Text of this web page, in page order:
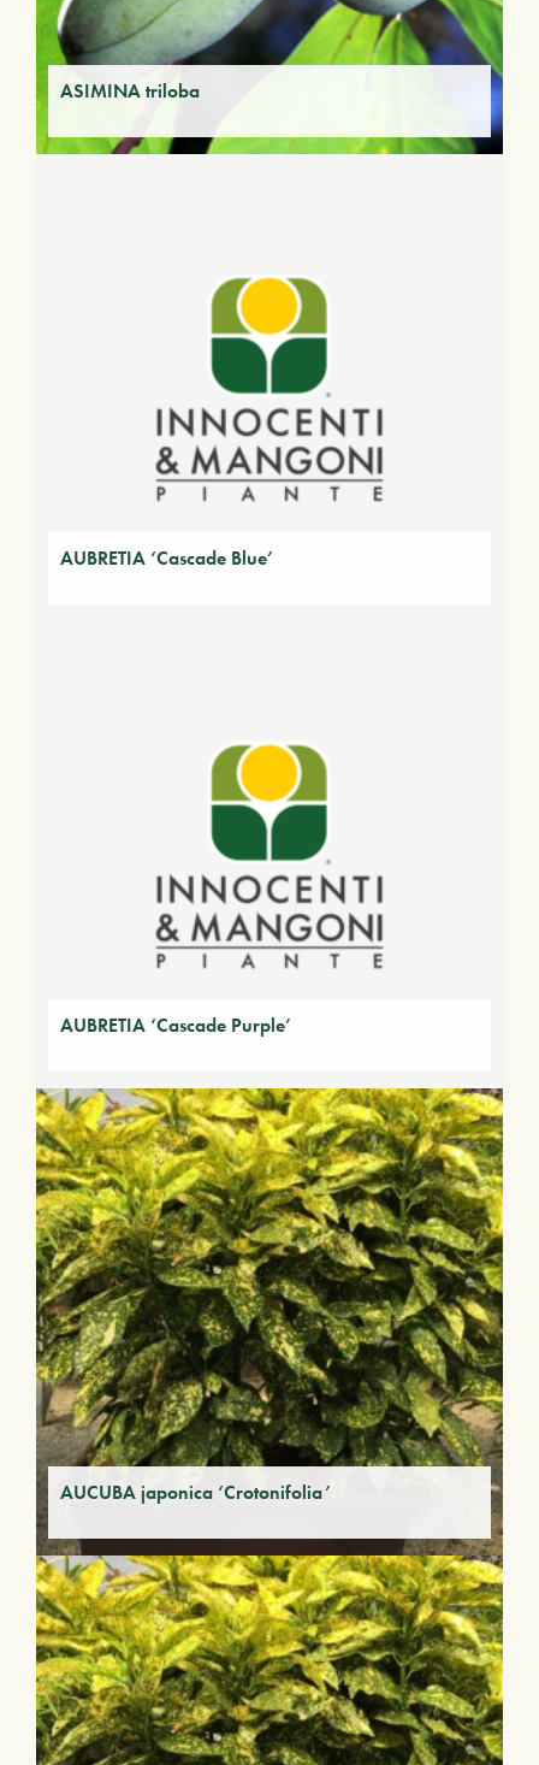
ASIMINA triloba
AUBRETIA ‘Cascade Blue’
AUBRETIA ‘Cascade Purple’
AUCUBA japonica ‘Crotonifolia’